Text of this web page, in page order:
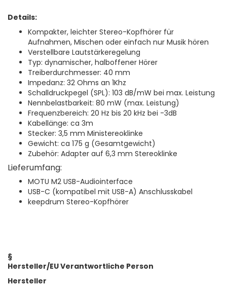
Details:
Kompakter, leichter Stereo-Kopfhörer für
Aufnahmen, Mischen oder einfach nur Musik hören
Verstellbare Lautstärkeregelung
Typ: dynamischer, halboffener Hörer
Treiberdurchmesser: 40 mm
Impedanz: 32 Ohms an 1Khz
Schalldruckpegel (SPL): 103 dB/mW bei max. Leistung
Nennbelastbarkeit: 80 mW (max. Leistung)
Frequenzbereich: 20 Hz bis 20 kHz bei -3dB
Kabellänge: ca 3m
Stecker: 3,5 mm Ministereoklinke
Gewicht: ca 175 g (Gesamtgewicht)
Zubehör: Adapter auf 6,3 mm Stereoklinke
Lieferumfang:
MOTU M2 USB-Audiointerface
USB-C (kompatibel mit USB-A) Anschlusskabel
keepdrum Stereo-Kopfhörer
§
Hersteller/EU Verantwortliche Person
Hersteller